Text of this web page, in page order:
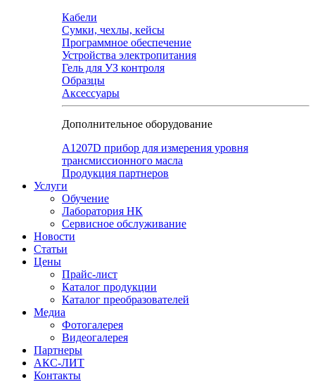
Кабели
Сумки, чехлы, кейсы
Программное обеспечение
Устройства электропитания
Гель для УЗ контроля
Образцы
Аксессуары
Дополнительное оборудование
А1207D прибор для измерения уровня
трансмиссионного масла
Продукция партнеров
Услуги
Обучение
Лаборатория НК
Сервисное обслуживание
Новости
Статьи
Цены
Прайс-лист
Каталог продукции
Каталог преобразователей
Медиа
Фотогалерея
Видеогалерея
Партнеры
АКС-ЛИТ
Контакты